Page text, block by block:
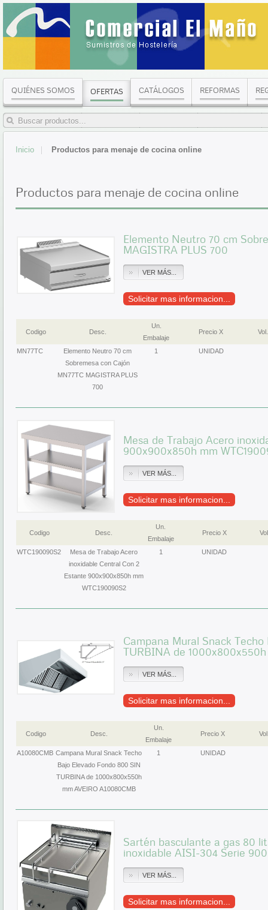
QUIÉNES SOMOS OFERTAS CATÁLOGOS REFORMAS
Inicio Productos para menaje de cocina online
Productos para menaje de cocina online
Elemento Neutro 70 cm
MAGISTRA PLUS 700
VER MÁS...
Solicitar mas informacion...
Codigo Desc.
Un.
Embalaje
Precio X Vol.
MN77TC
Elemento Neutro 70 cm
Sobremesa con Cajón
MN77TC MAGISTRA PLUS
700
1 UNIDAD
Mesa de Trabajo Acero
900x900x850h mm
VER MÁS...
Solicitar mas informacion...
Codigo Desc.
Un.
Embalaje
Precio X
WTC190090S2
Mesa de Trabajo Acero
inoxidable Central Con 2
Estante 900x900x850h mm
WTC190090S2
1 UNIDAD
Campana Mural Snack
TURBINA de
VER MÁS...
Solicitar mas informacion...
Codigo Desc.
Un.
Embalaje
Precio X
A10080CMB Campana Mural Snack Techo
Bajo Elevado Fondo 800 SIN
TURBINA de 1000x800x550h
mm AVEIRO A10080CMB
1 UNIDAD
Sartén basculante a gas 80
inoxidable AISI-304 Serie
VER MÁS...
Solicitar mas informacion...